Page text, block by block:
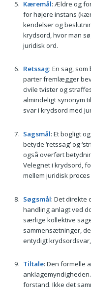
Kæremål: Ældre og
for højere instans
kendelser og
krydsord, hvor man
juridisk ord.
Retssag: En sag,
parter fremlægger
civile tvister og
almindeligt synonym
svar i krydsord med
Sagsmål: Et bogligt
betyde ‘retssag’ og
også overført
Velegnet i krydsord,
mellem juridisk
Søgsmål: Det direkte
handling anlagt ved
særlige kollektive
sammensætninger,
entydigt krydsordsvar,
Tiltale: Den formelle
forstand. Ikke det